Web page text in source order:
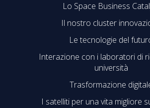
Lo Space Business
Il nostro cluster
Le tecnologie del
Interazione con i laboratori di
università
Trasformazione
I satelliti per una vita migliore